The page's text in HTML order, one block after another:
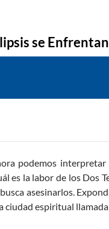
se
podemos interpretar
es la labor de los Dos
asesinarlos.
ciudad espiritual